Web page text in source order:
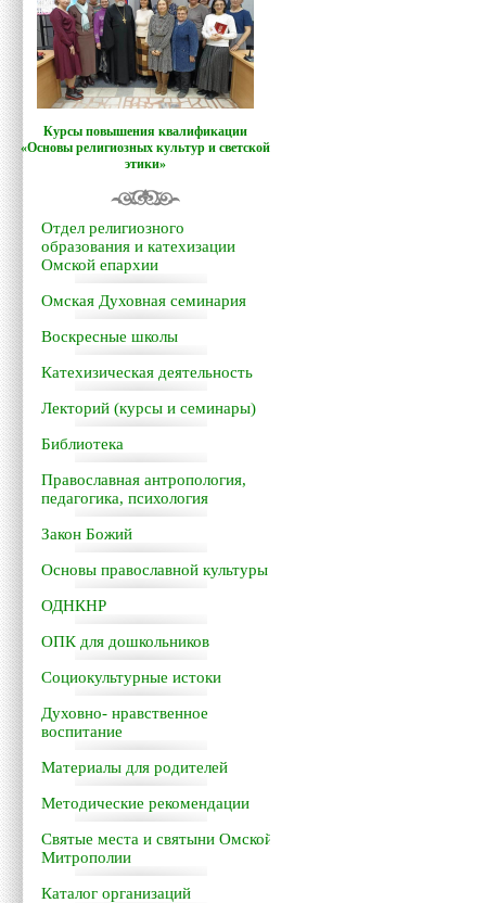
Курсы повышения квалификации
«Основы религиозных культур и светской
этики»
Отдел религиозного
образования и катехизации
Омской епархии
Омская Духовная семинария
Воскресные школы
Катехизическая деятельность
Лекторий (курсы и семинары)
Библиотека
Православная антропология,
педагогика, психология
Закон Божий
Основы православной культуры
ОДНКНР
ОПК для дошкольников
Социокультурные истоки
Духовно- нравственное
воспитание
Материалы для родителей
Методические рекомендации
Святые места и святыни Омской
Митрополии
Каталог организаций